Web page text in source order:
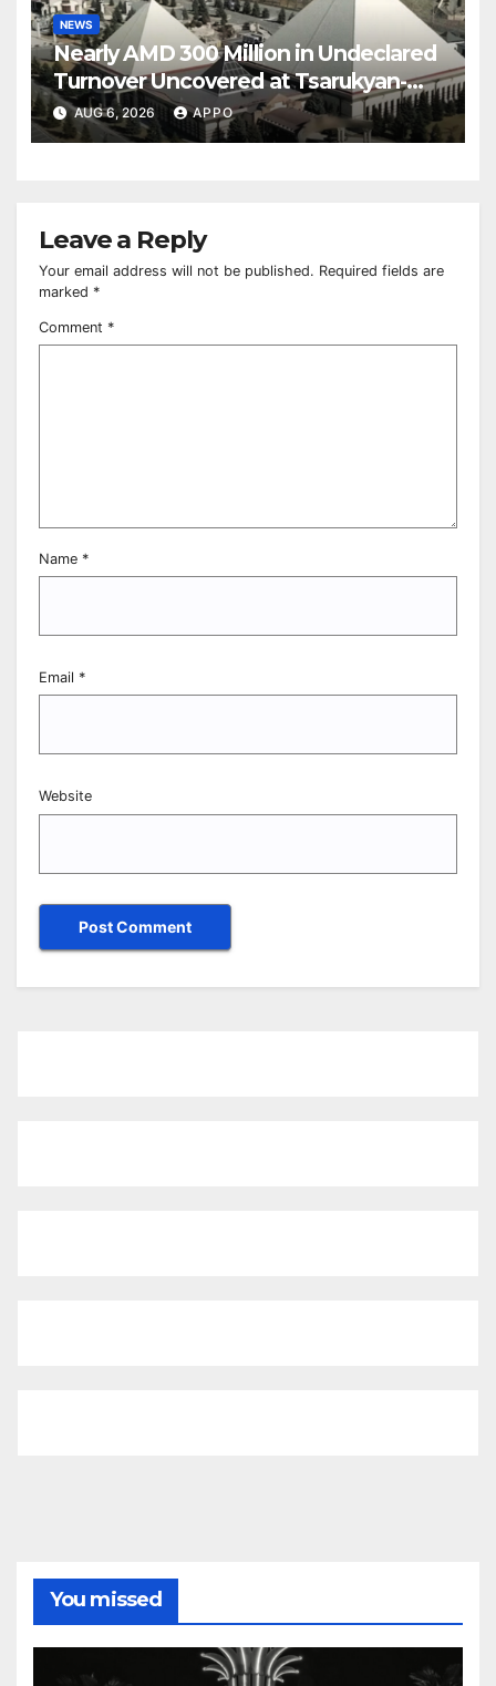
NEWS
Nearly AMD 300 Million in Undeclared
Turnover Uncovered at Tsarukyan-
Owned Entertainment Center
AUG 6, 2026 APPO
Leave a Reply
Your email address will not be published. Required fields are
marked *
Comment *
Name *
Email *
Website
You missed